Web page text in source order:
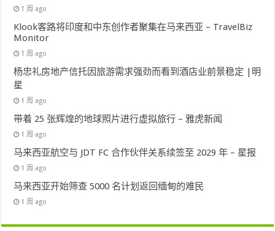
1 周 ago
Klook客路将印度和中东创作者聚集在马来西亚 – TravelBiz
Monitor
1 周 ago
杨忠礼房地产信托因旅游需求强劲而看到酒店业前景稳定 |明
星
1 周 ago
带着 25 张辉煌的地球照片进行虚拟旅行 – 雅虎新闻
1 周 ago
马来西亚航空与 JDT FC 合作伙伴关系续签至 2029 年 – 星报
1 周 ago
马来西亚开始筛查 5000 名计划返回缅甸的难民
1 周 ago